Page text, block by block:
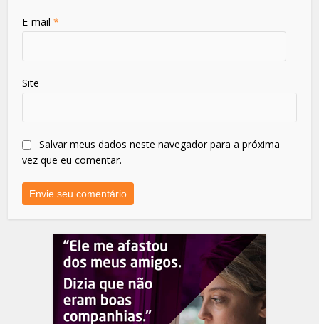
E-mail*
Site
Salvar meus dados neste navegador para a próxima
vez que eu comentar.